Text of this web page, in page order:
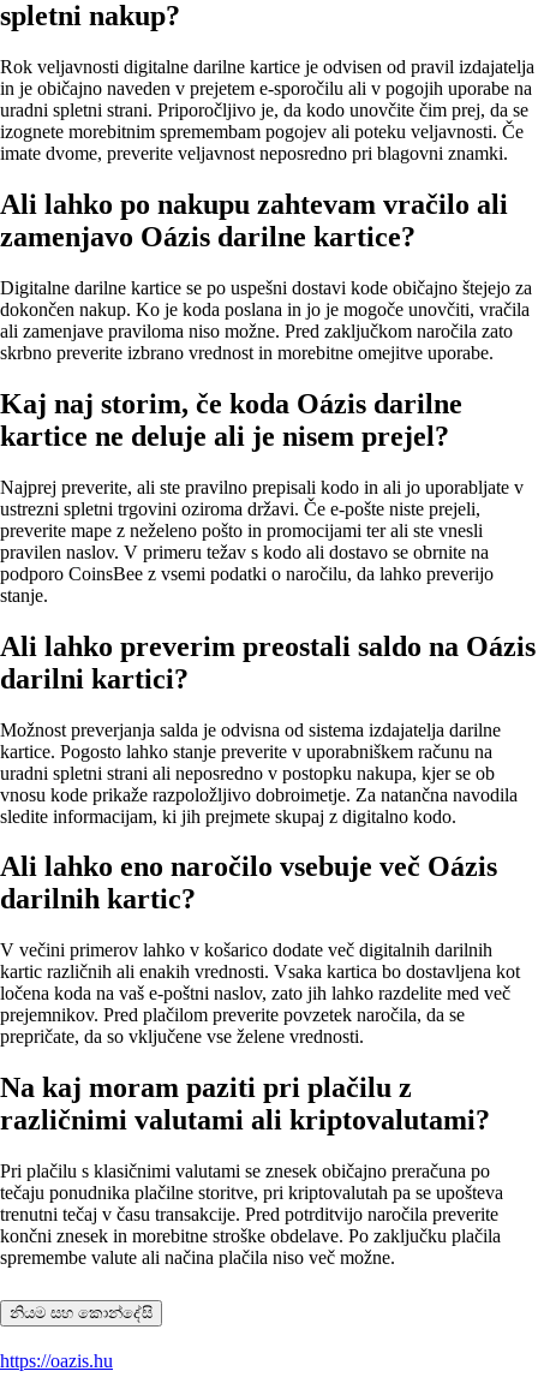
spletni nakup?
Rok veljavnosti digitalne darilne kartice je odvisen od pravil izdajatelja
in je običajno naveden v prejetem e‑sporočilu ali v pogojih uporabe na
uradni spletni strani. Priporočljivo je, da kodo unovčite čim prej, da se
izognete morebitnim spremembam pogojev ali poteku veljavnosti. Če
imate dvome, preverite veljavnost neposredno pri blagovni znamki.
Ali lahko po nakupu zahtevam vračilo ali
zamenjavo Oázis darilne kartice?
Digitalne darilne kartice se po uspešni dostavi kode običajno štejejo za
dokončen nakup. Ko je koda poslana in jo je mogoče unovčiti, vračila
ali zamenjave praviloma niso možne. Pred zaključkom naročila zato
skrbno preverite izbrano vrednost in morebitne omejitve uporabe.
Kaj naj storim, če koda Oázis darilne
kartice ne deluje ali je nisem prejel?
Najprej preverite, ali ste pravilno prepisali kodo in ali jo uporabljate v
ustrezni spletni trgovini oziroma državi. Če e‑pošte niste prejeli,
preverite mape z neželeno pošto in promocijami ter ali ste vnesli
pravilen naslov. V primeru težav s kodo ali dostavo se obrnite na
podporo CoinsBee z vsemi podatki o naročilu, da lahko preverijo
stanje.
Ali lahko preverim preostali saldo na Oázis
darilni kartici?
Možnost preverjanja salda je odvisna od sistema izdajatelja darilne
kartice. Pogosto lahko stanje preverite v uporabniškem računu na
uradni spletni strani ali neposredno v postopku nakupa, kjer se ob
vnosu kode prikaže razpoložljivo dobroimetje. Za natančna navodila
sledite informacijam, ki jih prejmete skupaj z digitalno kodo.
Ali lahko eno naročilo vsebuje več Oázis
darilnih kartic?
V večini primerov lahko v košarico dodate več digitalnih darilnih
kartic različnih ali enakih vrednosti. Vsaka kartica bo dostavljena kot
ločena koda na vaš e‑poštni naslov, zato jih lahko razdelite med več
prejemnikov. Pred plačilom preverite povzetek naročila, da se
prepričate, da so vključene vse želene vrednosti.
Na kaj moram paziti pri plačilu z
različnimi valutami ali kriptovalutami?
Pri plačilu s klasičnimi valutami se znesek običajno preračuna po
tečaju ponudnika plačilne storitve, pri kriptovalutah pa se upošteva
trenutni tečaj v času transakcije. Pred potrditvijo naročila preverite
končni znesek in morebitne stroške obdelave. Po zaključku plačila
spremembe valute ali načina plačila niso več možne.
නියම සහ කොන්දේසි
https://oazis.hu